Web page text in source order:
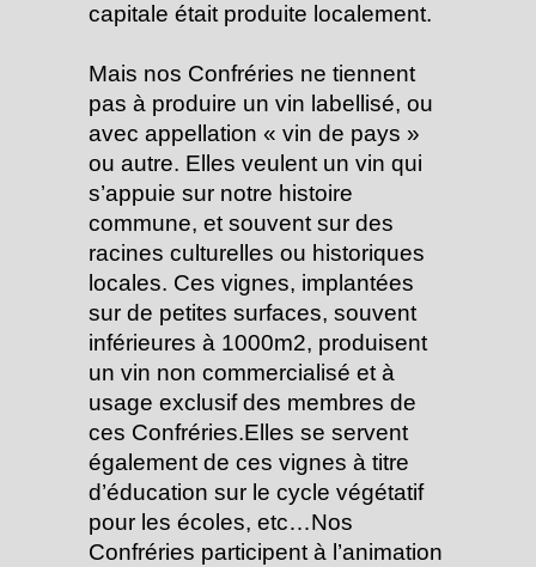
capitale était produite localement.
Mais nos Confréries ne tiennent
pas à produire un vin labellisé, ou
avec appellation « vin de pays »
ou autre. Elles veulent un vin qui
s’appuie sur notre histoire
commune, et souvent sur des
racines culturelles ou historiques
locales. Ces vignes, implantées
sur de petites surfaces, souvent
inférieures à 1000m2, produisent
un vin non commercialisé et à
usage exclusif des membres de
ces Confréries.Elles se servent
également de ces vignes à titre
d’éducation sur le cycle végétatif
pour les écoles, etc…Nos
Confréries participent à l’animation